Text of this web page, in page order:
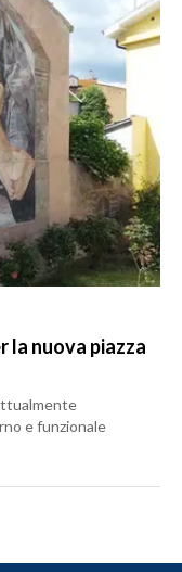
la nuova piazza
e funzionale